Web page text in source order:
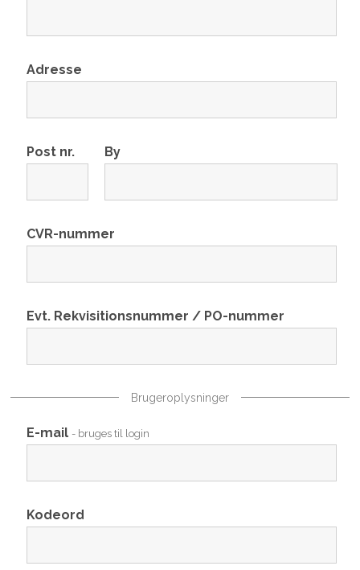
Adresse
Post nr. By
CVR-nummer
Evt. Rekvisitionsnummer / PO-nummer
Brugeroplysninger
E-mail - bruges til login
Kodeord